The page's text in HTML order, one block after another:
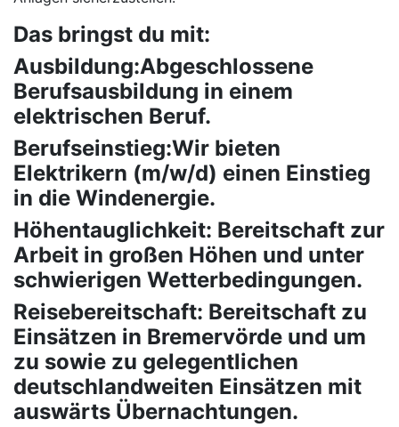
Das bringst du mit:
Ausbildung:Abgeschlossene
Berufsausbildung in einem
elektrischen Beruf.
Berufseinstieg:Wir bieten
Elektrikern (m/w/d) einen Einstieg
in die Windenergie.
Höhentauglichkeit: Bereitschaft zur
Arbeit in großen Höhen und unter
schwierigen Wetterbedingungen.
Reisebereitschaft: Bereitschaft zu
Einsätzen in Bremervörde und um
zu sowie zu gelegentlichen
deutschlandweiten Einsätzen mit
auswärts Übernachtungen.